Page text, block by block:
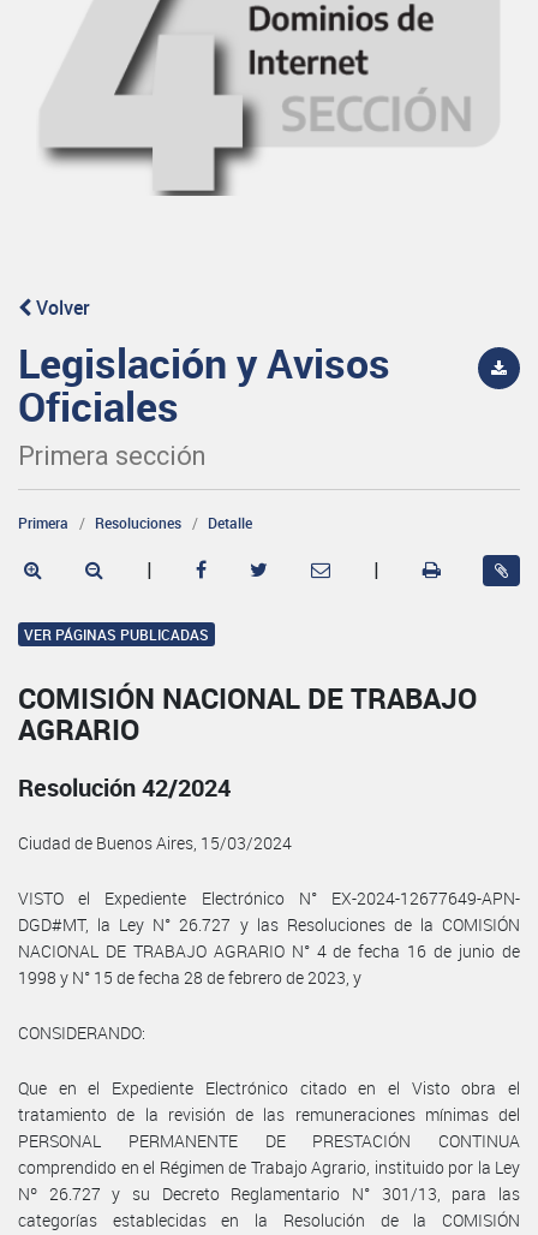
Volver
Legislación y Avisos
Oficiales
Primera sección
Primera Resoluciones Detalle
| |
VER PÁGINAS PUBLICADAS
COMISIÓN NACIONAL DE TRABAJO
AGRARIO
Resolución 42/2024
Ciudad de Buenos Aires, 15/03/2024
VISTO el Expediente Electrónico N° EX-2024-12677649-APN-
DGD#MT, la Ley N° 26.727 y las Resoluciones de la COMISIÓN
NACIONAL DE TRABAJO AGRARIO N° 4 de fecha 16 de junio de
1998 y N° 15 de fecha 28 de febrero de 2023, y
CONSIDERANDO:
Que en el Expediente Electrónico citado en el Visto obra el
tratamiento de la revisión de las remuneraciones mínimas del
PERSONAL PERMANENTE DE PRESTACIÓN CONTINUA
comprendido en el Régimen de Trabajo Agrario, instituido por la Ley
Nº 26.727 y su Decreto Reglamentario N° 301/13, para las
categorías establecidas en la Resolución de la COMISIÓN